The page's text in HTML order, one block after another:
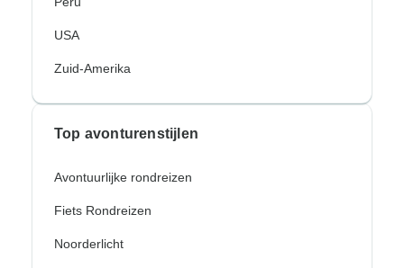
USA
Zuid-Amerika
Top avonturenstijlen
Avontuurlijke rondreizen
Fiets Rondreizen
Noorderlicht